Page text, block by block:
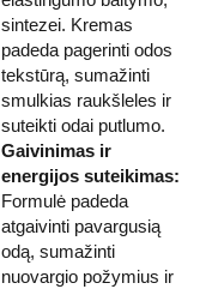
sintezei. Kremas
padeda pagerinti odos
tekstūrą, sumažinti
smulkias raukšleles ir
suteikti odai putlumo.
Gaivinimas ir
energijos suteikimas:
Formulė padeda
atgaivinti pavargusią
odą, sumažinti
nuovargio požymius ir